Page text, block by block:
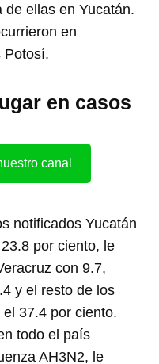
ellas en Yucatán.
en
Potosí.
en casos
canal
notificados Yucatán
por ciento, le
con 9.7,
y el resto de los
37.4 por ciento.
todo el país
AH3N2, le